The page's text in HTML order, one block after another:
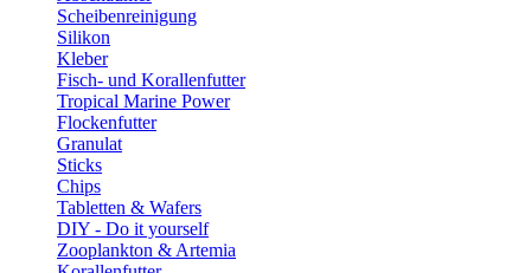
Scheibenreinigung
Silikon
Kleber
Fisch- und Korallenfutter
Tropical Marine Power
Flockenfutter
Granulat
Sticks
Chips
Tabletten & Wafers
DIY - Do it yourself
Zooplankton & Artemia